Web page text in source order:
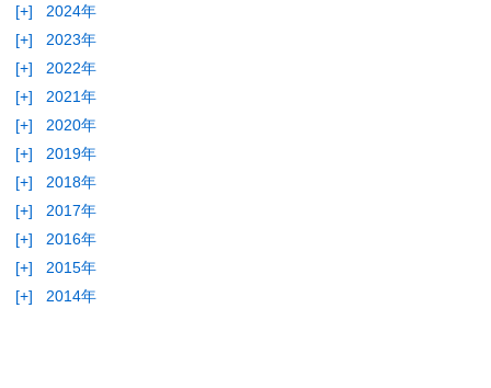
[+]
2024年
[+]
2023年
[+]
2022年
[+]
2021年
[+]
2020年
[+]
2019年
[+]
2018年
[+]
2017年
[+]
2016年
[+]
2015年
[+]
2014年